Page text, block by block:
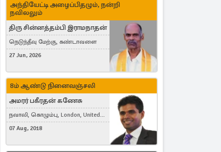
அந்தியேட்டி அழைப்பிதழும், நன்றி
நவிலலும்
திரு சின்னத்தம்பி இராமநாதன்
நெடுந்தீவு மேற்கு, கண்டாவளை
27 Jun, 2026
8ம் ஆண்டு நினைவஞ்சலி
அமரர் பகீரதன் கணேசு
நவாலி, கொழும்பு, London, United
Kingdom
07 Aug, 2018